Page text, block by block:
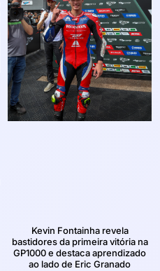
Kevin Fontainha revela
bastidores da primeira vitória na
GP1000 e destaca aprendizado
ao lado de Eric Granado